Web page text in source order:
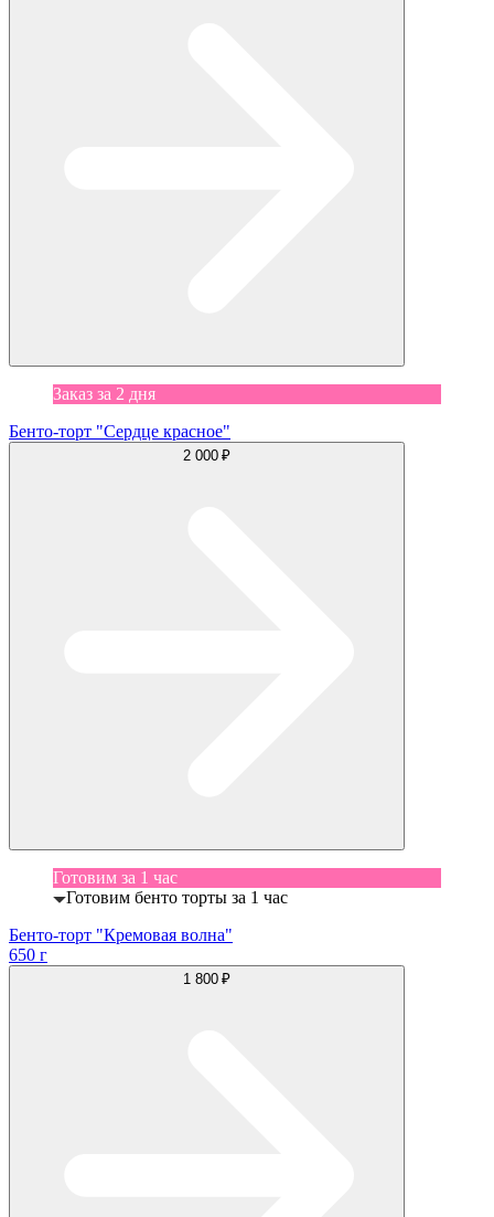
Заказ за 2 дня
Бенто-торт "Сердце красное"
2 000 ₽
Готовим за 1 час
Готовим бенто торты за 1 час
Бенто-торт "Кремовая волна"
650 г
1 800 ₽